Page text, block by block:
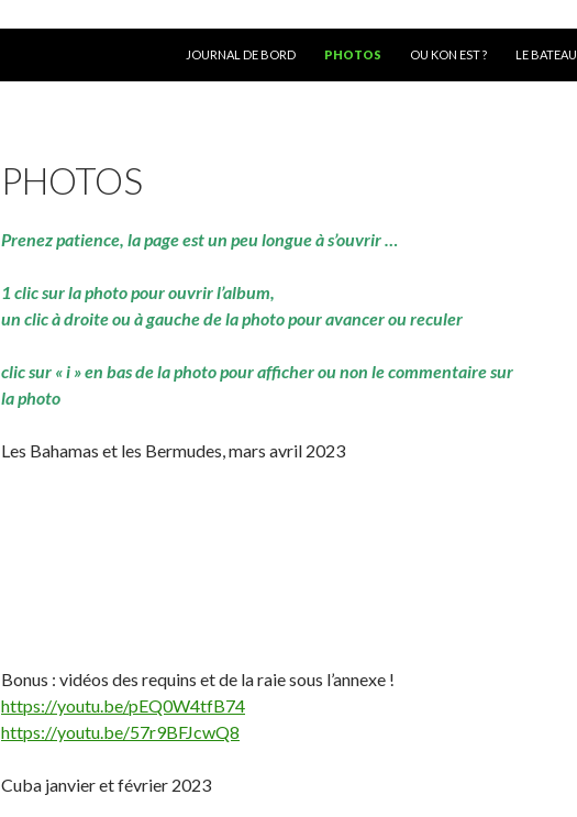
JOURNAL DE BORD
PHOTOS OU KON EST ? LE BATEAU
PHOTOS
Prenez patience, la page est un peu longue à s’ouvrir …
1 clic sur la photo pour ouvrir l’album,
un clic à droite ou à gauche de la photo pour avancer ou reculer
clic sur « i » en bas de la photo pour afficher ou non le commentaire sur
la photo
Les Bahamas et les Bermudes, mars avril 2023
Bonus : vidéos des requins et de la raie sous l’annexe !
https://youtu.be/pEQ0W4tfB74
https://youtu.be/57r9BFJcwQ8
Cuba janvier et février 2023